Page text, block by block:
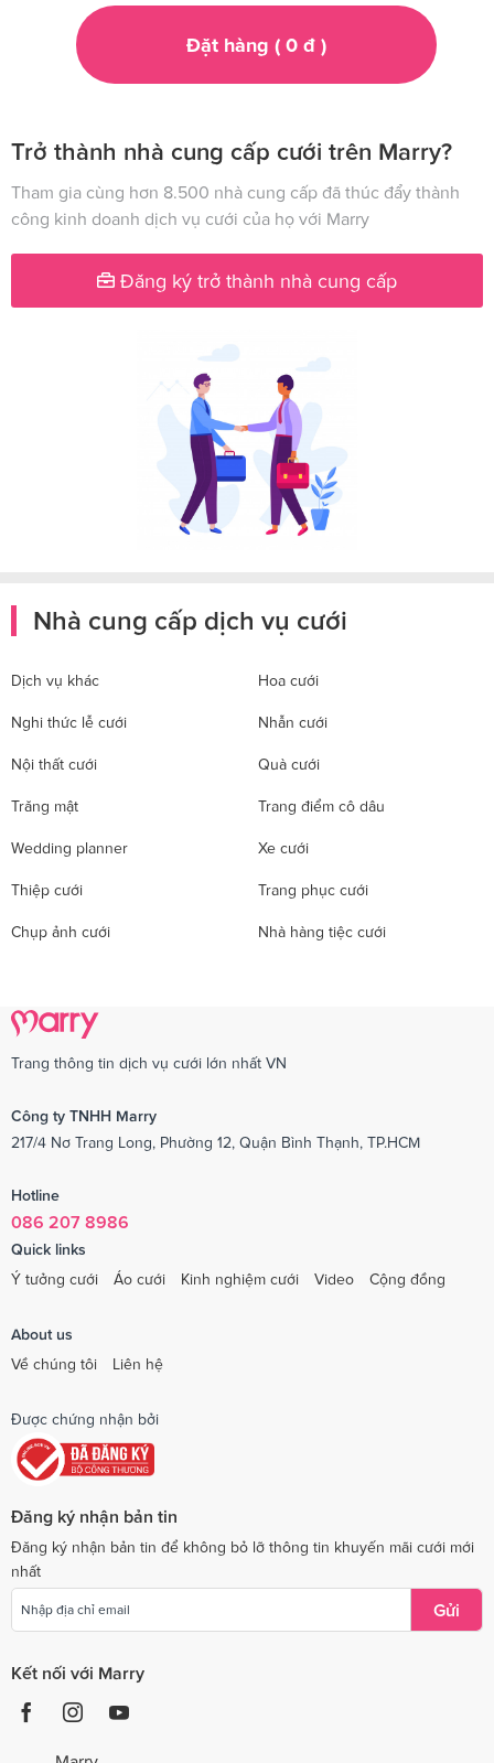
Đặt hàng ( 0đ )
Trở thành nhà cung cấp cưới trên Marry?
Tham gia cùng hơn 8.500 nhà cung cấp đã thúc đẩy thành
công kinh doanh dịch vụ cưới của họ với Marry
Đăng ký trở thành nhà cung cấp
Nhà cung cấp dịch vụ cưới
Dịch vụ khác Hoa cưới
Nghi thức lễ cưới Nhẫn cưới
Nội thất cưới Quà cưới
Trăng mật Trang điểm cô dâu
Wedding planner Xe cưới
Thiệp cưới Trang phục cưới
Chụp ảnh cưới Nhà hàng tiệc cưới
Trang thông tin dịch vụ cưới lớn nhất VN
Công ty TNHH Marry
217/4 Nơ Trang Long, Phường 12, Quận Bình Thạnh, TP.HCM
Hotline
086 207 8986
Quick links
Ý tưởng cưới
Áo cưới Kinh nghiệm cưới Video Cộng đồng
About us
Về chúng tôi
Liên hệ
Được chứng nhận bởi
Đăng ký nhận bản tin
Đăng ký nhận bản tin để không bỏ lỡ thông tin khuyến mãi cưới mới
nhất
Gửi
Kết nối với Marry